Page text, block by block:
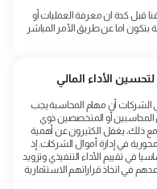
قبل كدة ان معرفة العمليات أو
بتكون اما عن طريق الأمر المباشر
الأداء المالي
أن مهام المحاسبة يجب
أو المتخصصين ذوي
ذلك، يغفل الكثيرون عن أهمية
في إدارة أموال الشركات. إذ
في تقييم الأداء التنفيذي وتزويد
في اتخاذ قراراتهم الاستثمارية